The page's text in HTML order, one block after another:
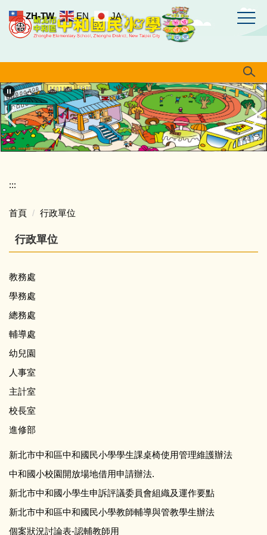
跳
到
主
內
區
ZH-TW EN JA
:::
首頁 行政單位
行政單位
教務處
學務處
總務處
輔導處
幼兒園
人事室
主計室
校長室
進修部
新北市中和區中和國民小學學生課桌椅使用管理維護辦法
中和國小校園開放場地借用申請辦法.
新北市中和國小學生申訴評議委員會組織及運作要點
新北市中和區中和國民小學教師輔導與管教學生辦法
個案狀況討論表-認輔教師用